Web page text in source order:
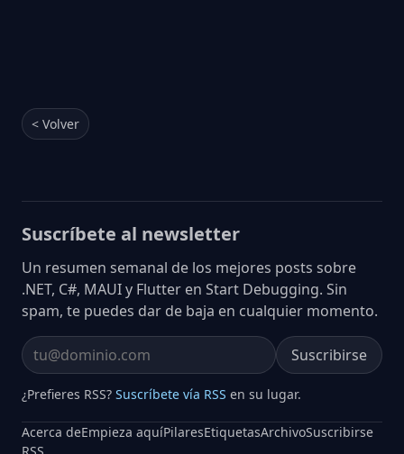
< Volver
Suscríbete al newsletter
Un resumen semanal de los mejores posts sobre
.NET, C#, MAUI y Flutter en Start Debugging. Sin
spam, te puedes dar de baja en cualquier momento.
Email address Suscribirse
¿Prefieres RSS? Suscríbete vía RSS en su lugar.
Acerca deEmpieza aquíPilaresEtiquetasArchivoSuscribirse